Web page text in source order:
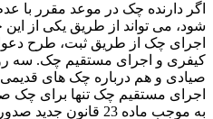
اگر دارنده چک در موعد مقرر با
شود، می تواند از طریق یکی از
اجرای چک از طریق ثبت، طرح
کیفری و اجرای مستقیم چک. سه
صیادی و هم درباره چک های قدیمی
اجرای مستقیم چک تنها برای چک
به موجب ماده 23